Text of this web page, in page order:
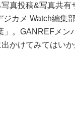
真投稿&写真共有
カメ Watch編集
」。GANREFメン
かけてみてはいか